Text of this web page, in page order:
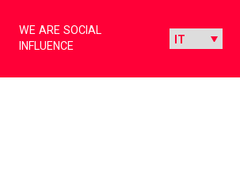
WE ARE SOCIAL
INFLUENCE